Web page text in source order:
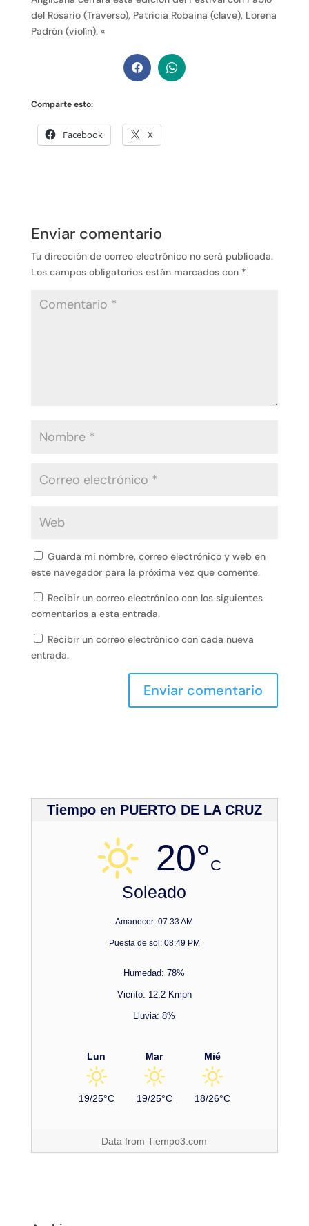
del Rosario (Traverso), Patricia Robaina (clave), Lorena
Padrón (violín). «
Comparte esto:
Facebook X
Enviar comentario
Tu dirección de correo electrónico no será publicada.
Los campos obligatorios están marcados con *
Guarda mi nombre, correo electrónico y web en
este navegador para la próxima vez que comente.
Recibir un correo electrónico con los siguientes
comentarios a esta entrada.
Recibir un correo electrónico con cada nueva
entrada.
Tiempo en PUERTO DE LA CRUZ
20°C
Soleado
Amanecer: 07:33 AM
Puesta de sol: 08:49 PM
Humedad: 78%
Viento: 12.2 Kmph
Lluvia: 8%
Lun
19/25°C
Mar
19/25°C
Mié
18/26°C
Data fromTiempo3.com